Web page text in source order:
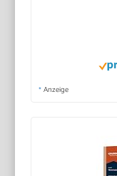
* Anzeige